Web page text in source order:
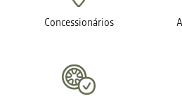
Concessionários